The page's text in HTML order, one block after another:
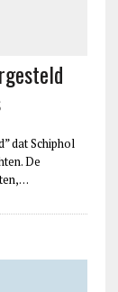
dat Schiphol
De